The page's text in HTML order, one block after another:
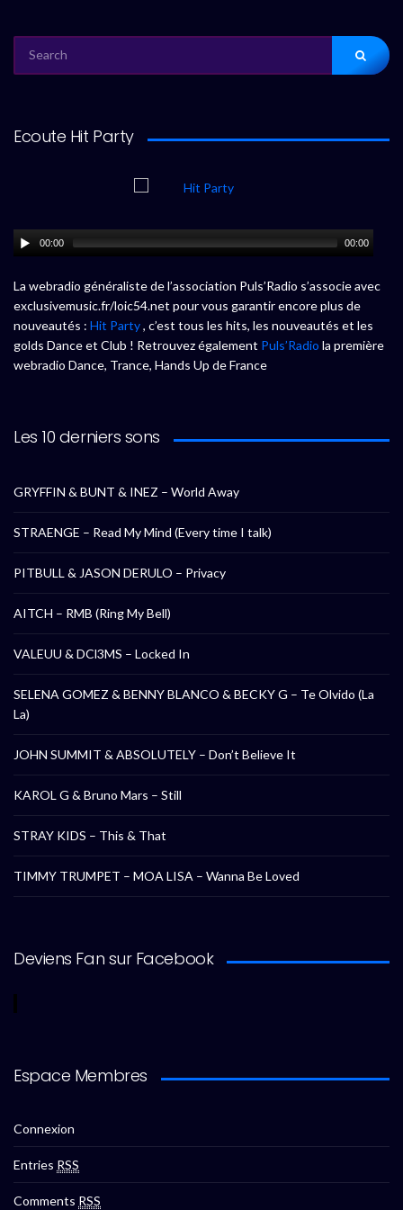
FOR:
Ecoute Hit Party
00:00 00:00
La webradio généraliste de l’association Puls’Radio s’associe avec
exclusivemusic.fr/loic54.net pour vous garantir encore plus de
nouveautés : Hit Party, c’est tous les hits, les nouveautés et les
golds Dance et Club ! Retrouvez également Puls’Radio la première
webradio Dance, Trance, Hands Up de France
Les 10 derniers sons
GRYFFIN & BUNT & INEZ – World Away
STRAENGE – Read My Mind (Every time I talk)
PITBULL & JASON DERULO – Privacy
AITCH – RMB (Ring My Bell)
VALEUU & DCl3MS – Locked In
SELENA GOMEZ & BENNY BLANCO & BECKY G – Te Olvido (La
La)
JOHN SUMMIT & ABSOLUTELY – Don’t Believe It
KAROL G & Bruno Mars – Still
STRAY KIDS – This & That
TIMMY TRUMPET – MOA LISA – Wanna Be Loved
Deviens Fan sur Facebook
Espace Membres
Connexion
Entries RSS
Comments RSS